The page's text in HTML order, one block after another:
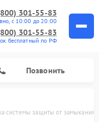
301-55-83
с 10:00 до 20:00
301-55-83
бесплатный по РФ
Позвонить
системы защиты от замыкания